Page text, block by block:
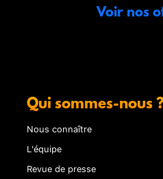
Voir nos
Qui sommes-nous
Nous connaître
L'équipe
Revue de presse